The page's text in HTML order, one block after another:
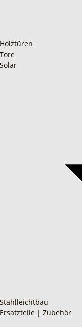
Holztüren
Tore
Solar
Stahlleichtbau
Ersatzteile | Zubehör